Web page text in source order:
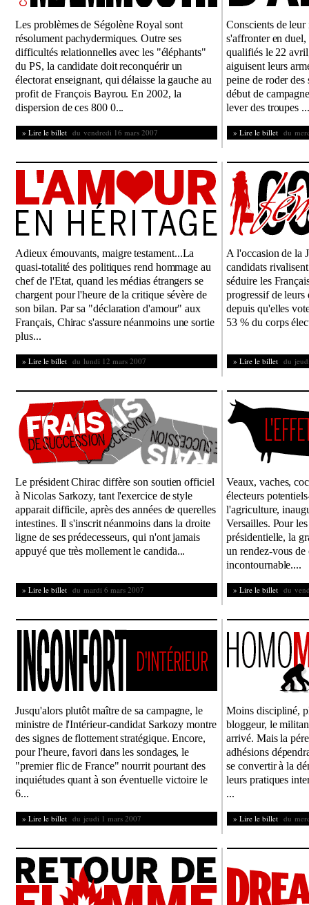
Les problèmes de Ségolène Royal sont
résolument pachydermiques. Outre ses
difficultés relationnelles avec les "éléphants"
du PS, la candidate doit reconquérir un
électorat enseignant, qui délaisse la gauche au
profit de François Bayrou. En 2002, la
dispersion de ces 800 0...
» Lire le billet du vendredi 16 mars 2007
Conscients de
s'affronter en duel,
qualifiés le 22
aiguisent leurs
peine de roder des
début de
lever des troupes ...
» Lire le billet du
Adieux émouvants, maigre testament...La
quasi-totalité des politiques rend hommage au
chef de l'Etat, quand les médias étrangers se
chargent pour l'heure de la critique sévère de
son bilan. Par sa "déclaration d'amour" aux
Français, Chirac s'assure néanmoins une sortie
plus...
» Lire le billet du lundi 12 mars 2007
A l'occasion de la
candidats
séduire les
progressif de leurs
depuis qu'elles
53 % du corps
» Lire le billet du
Le président Chirac diffère son soutien officiel
à Nicolas Sarkozy, tant l'exercice de style
apparait difficile, après des années de querelles
intestines. Il s'inscrit néanmoins dans la droite
ligne de ses prédecesseurs, qui n'ont jamais
appuyé que très mollement le candida...
» Lire le billet du mardi 6 mars 2007
Veaux, vaches,
électeurs
l'agriculture,
Versailles. Pour
présidentielle, la
un rendez-vous de
incontournable....
» Lire le billet du
Jusqu'alors plutôt maître de sa campagne, le
ministre de l'Intérieur-candidat Sarkozy montre
des signes de flottement stratégique. Encore,
pour l'heure, favori dans les sondages, le
"premier flic de France" nourrit pourtant des
inquiétudes quant à son éventuelle victoire le
6...
» Lire le billet du jeudi 1 mars 2007
Moins discipliné,
bloggeur, le
arrivé. Mais la
adhésions
se convertir à la
leurs pratiques
...
» Lire le billet du